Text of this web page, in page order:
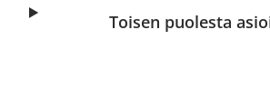
Toisen puolesta